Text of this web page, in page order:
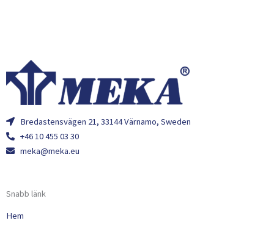
Bredastensvägen 21, 33144 Värnamo, Sweden
+46 10 455 03 30
meka@meka.eu
Snabb länk
Hem